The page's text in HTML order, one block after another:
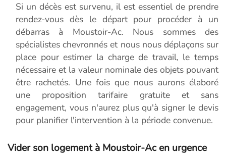
Si un décès est survenu, il est essentiel de prendre
rendez-vous dès le départ pour procéder à un
débarras à Moustoir-Ac. Nous sommes des
spécialistes chevronnés et nous nous déplaçons sur
place pour estimer la charge de travail, le temps
nécessaire et la valeur nominale des objets pouvant
être rachetés. Une fois que nous aurons élaboré
une proposition tarifaire gratuite et sans
engagement, vous n'aurez plus qu'à signer le devis
pour planifier l'intervention à la période convenue.
Vider son logement à Moustoir-Ac en urgence